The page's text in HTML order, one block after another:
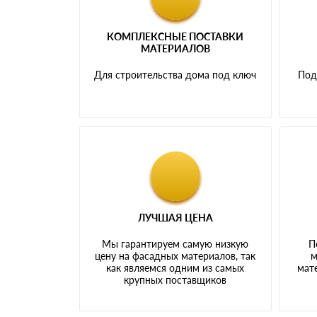
КОМПЛЕКСНЫЕ ПОСТАВКИ
МАТЕРИАЛОВ
Для строительства дома под ключ
ЛУЧШАЯ ЦЕНА
Мы гарантируем самую низкую
цену на фасадных материалов, так
как являемся одним из самых
крупных поставщиков